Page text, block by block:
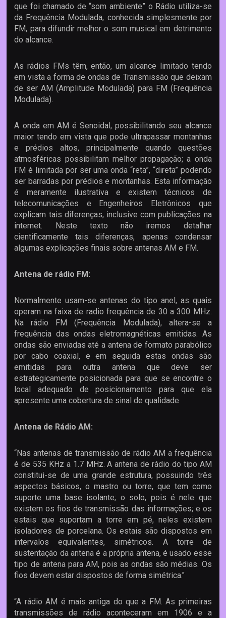
que foi chamado de “som ambiente” o Rádio utiliza-se
da Frequência Modulada, conhecida simplesmente por
FM, para difundir melhor o som musical em detrimento
do alcance.
As rádios FMs têm, então, um alcance limitado tendo
em vista a forma de ondas de Transmissão que deixam
de ser AM (Amplitude Modulada) para FM (Frequência
Modulada).
A onda em AM é Senoidal, possibilitando seu alcance
maior tendo em vista que pode ultrapassar montanhas
e prédios altos, principalmente quando questões
atmosféricas possibilitam melhor propagação; a onda
FM é limitada por ser uma onda “reta”, “direta” podendo
ser barradas por prédios e montanhas. Esta informação
é meramente ilustrativa e existem técnicos de
telecomunicações e Engenheiros Eletrônicos que
explicam tais diferenças, inclusive com publicações na
internet. Neste texto não iremos detalhar
cientificamente tais diferenças, apenas condensar
algumas explicações finais sobre antenas AM e FM.
Antena de rádio FM:
Normalmente usam-se antenas do tipo anel, as quais
operam na faixa de radio frequência de 30 a 300 MHz.
Na rádio FM (Frequência Modulada), altera-se a
frequência das ondas eletromagnéticas emitidas. As
ondas são enviadas até a antena de formato parabólico
por cabo coaxial, e em seguida estas ondas são
emitidas para outra antena que deve ser
estrategicamente posicionada para que se encontre o
local adequado de posicionamento para que ela
apresente uma cobertura de sinal de qualidade
Antena de Rádio AM:
“Nas antenas de transmissão de rádio AM a frequência
é de 535 KHz a 1.7 MHz. A antena de rádio do tipo AM
constitui-se de uma grande estrutura, possuindo três
aspectos básicos, o mastro ou torre, que tem como
suporte uma base isolante; o solo, pois é nele que
existem os fios de transmissão das informações; e os
estais que suportam a torre em pé, neles existem
isoladores de porcelana. Os estais são dispostos em
intervalos equivalentes, simétricos. A torre de
sustentação da antena é a própria antena, é usado esse
tipo de antena para AM, pois as ondas são médias. Os
fios devem estar dispostos de forma simétrica."
“A rádio AM é mais antiga do que a FM. As primeiras
transmissões de rádio aconteceram em 1906 e a